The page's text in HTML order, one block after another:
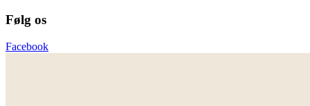
Følg os
Facebook